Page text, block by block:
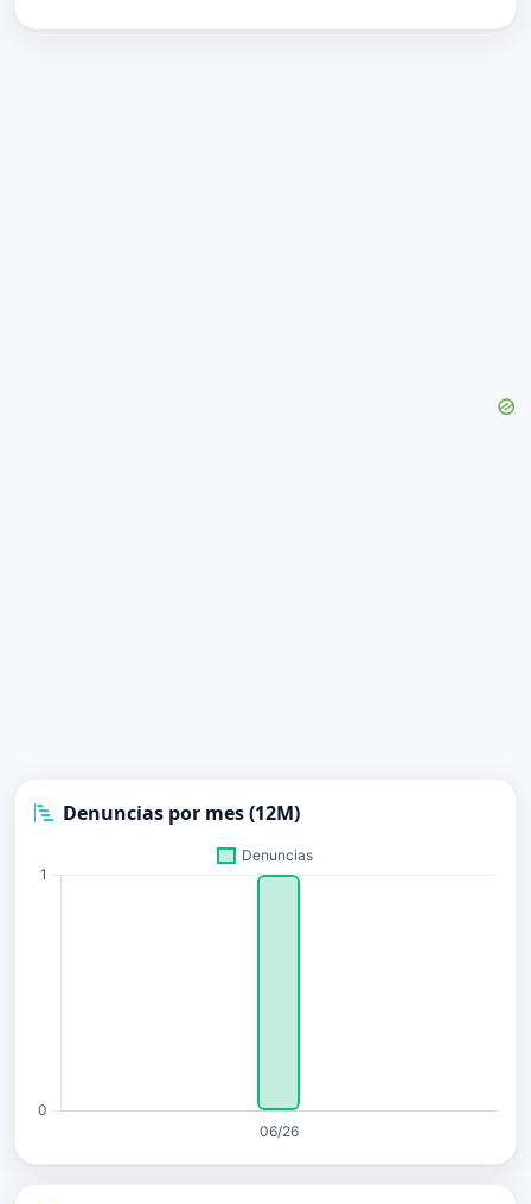
Denuncias por mes (12M)